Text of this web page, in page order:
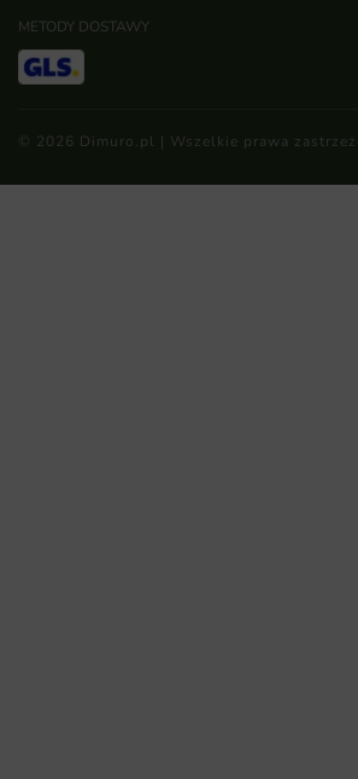
METODY DOSTAWY
© 2026 Dimuro.pl | Wszelkie prawa